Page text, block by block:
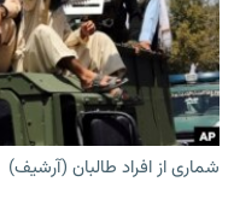
تماس
صفحه پشتو
Azadi English
شماری از افراد طالبان (آرشیف)